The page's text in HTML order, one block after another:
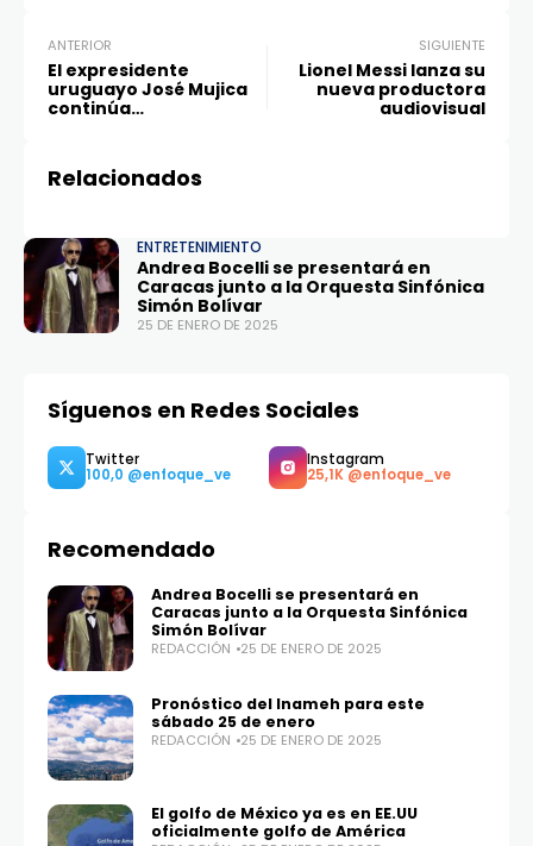
ANTERIOR
El expresidente
uruguayo José Mujica
continúa
SIGUIENTE
Lionel Messi lanza su
nueva productora
audiovisual
Relacionados
ENTRETENIMIENTO
Andrea Bocelli se presentará en
Caracas junto a la Orquesta Sinfónica
Simón Bolívar
25 DE ENERO DE 2025
Síguenos en Redes Sociales
Twitter
100,0
Recomendado
Andrea Bocelli se presentará en
Caracas junto a la Orquesta Sinfónica
Simón Bolívar
REDACCIÓN 25 DE ENERO DE 2025
Pronóstico del Inameh para este
sábado 25 de enero
REDACCIÓN 25 DE ENERO DE 2025
El golfo de México ya es en EE.UU
oficialmente golfo de América